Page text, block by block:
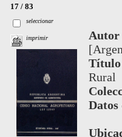
17 / 83
seleccionar
imprimir Autor
Título
Rural
Datos